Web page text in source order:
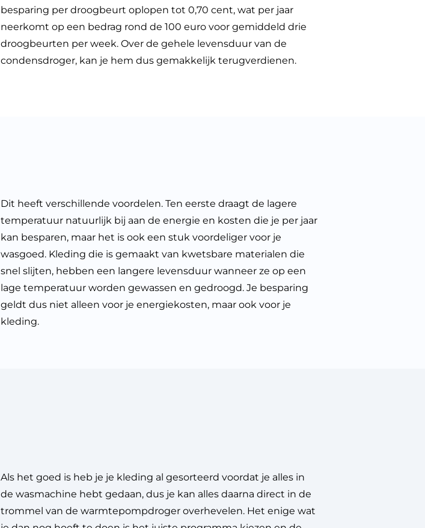
besparing per droogbeurt oplopen tot 0,70 cent, wat per jaar
neerkomt op een bedrag rond de 100 euro voor gemiddeld drie
droogbeurten per week. Over de gehele levensduur van de
condensdroger, kan je hem dus gemakkelijk terugverdienen.
Dit heeft verschillende voordelen. Ten eerste draagt de lagere
temperatuur natuurlijk bij aan de energie en kosten die je per jaar
kan besparen, maar het is ook een stuk voordeliger voor je
wasgoed. Kleding die is gemaakt van kwetsbare materialen die
snel slijten, hebben een langere levensduur wanneer ze op een
lage temperatuur worden gewassen en gedroogd. Je besparing
geldt dus niet alleen voor je energiekosten, maar ook voor je
kleding.
Als het goed is heb je je kleding al gesorteerd voordat je alles in
de wasmachine hebt gedaan, dus je kan alles daarna direct in de
trommel van de warmtepompdroger overhevelen. Het enige wat